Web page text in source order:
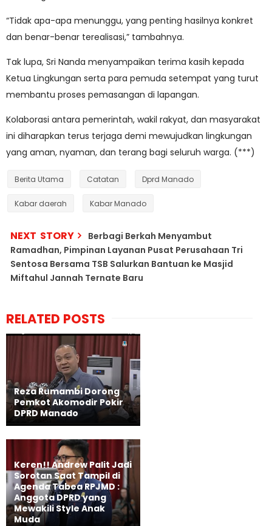
“Tidak apa-apa menunggu, yang penting hasilnya konkret
dan benar-benar terealisasi,” tambahnya.
Tak lupa, Sri Nanda menyampaikan terima kasih kepada
Ketua Lingkungan serta para pemuda setempat yang turut
membantu proses pemasangan di lapangan.
Kolaborasi antara pemerintah, wakil rakyat, dan masyarakat
ini diharapkan terus terjaga demi mewujudkan lingkungan
yang aman, nyaman, dan terang bagi seluruh warga. (***)
Berita Utama Catatan Dprd Manado
Kabar daerah Kabar Manado
NEXT STORY
Berbagi Berkah Menyambut
Ramadhan, Pimpinan Layanan Pusat Perusahaan Tri
Sentosa Bersama TSB Salurkan Bantuan ke Masjid
Miftahul Jannah Ternate Baru
RELATED POSTS
Reza Rumambi Dorong
Pemkot Akomodir Pokir
DPRD Manado
Keren!! Andrew Palit Jadi
Sorotan Saat Tampil di
Agenda Tabea RPJMD :
Anggota DPRD yang
Mewakili Style Anak
Muda